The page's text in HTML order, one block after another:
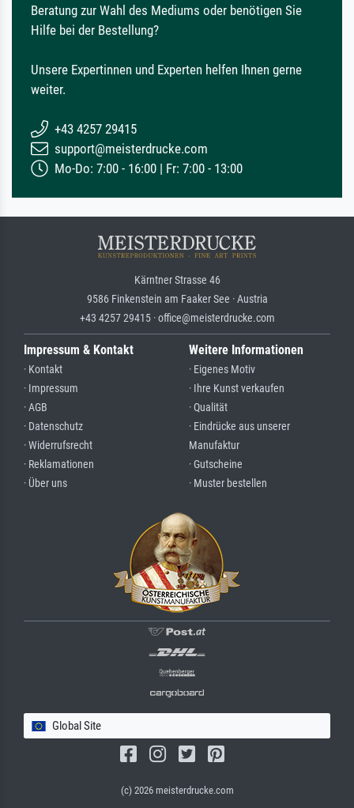
Beratung zur Wahl des Mediums oder benötigen Sie
Hilfe bei der Bestellung?
Unsere Expertinnen und Experten helfen Ihnen gerne
weiter.
+43 4257 29415
support@meisterdrucke.com
Mo-Do: 7:00 - 16:00 | Fr: 7:00 - 13:00
Kärntner Strasse 46
9586 Finkenstein am Faaker See · Austria
+43 4257 29415 · office@meisterdrucke.com
Impressum & Kontakt
· Kontakt
· Impressum
· AGB
· Datenschutz
· Widerrufsrecht
· Reklamationen
· Über uns
Weitere Informationen
· Eigenes Motiv
· Ihre Kunst verkaufen
· Qualität
· Eindrücke aus unserer
Manufaktur
· Gutscheine
· Muster bestellen
Global Site
(c) 2026 meisterdrucke.com